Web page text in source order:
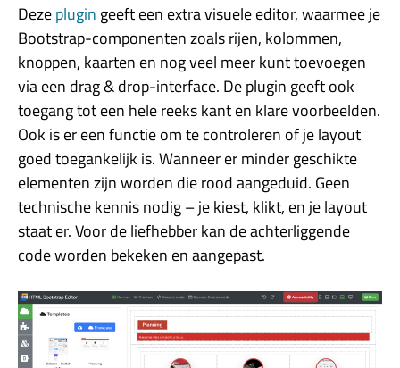
Dezeplugin geeft een extra visuele editor, waarmee je
Bootstrap-componenten zoals rijen, kolommen,
knoppen, kaarten en nog veel meer kunt toevoegen
via een drag & drop-interface. De plugin geeft ook
toegang tot een hele reeks kant en klare voorbeelden.
Ook is er een functie om te controleren of je layout
goed toegankelijk is. Wanneer er minder geschikte
elementen zijn worden die rood aangeduid. Geen
technische kennis nodig – je kiest, klikt, en je layout
staat er. Voor de liefhebber kan de achterliggende
code worden bekeken en aangepast.